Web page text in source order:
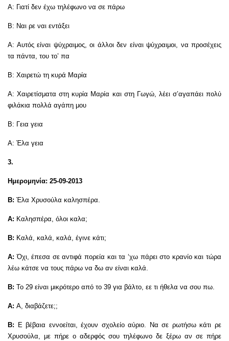
Α: Γιατί δεν έχω τηλέφωνο να σε πάρω
Β: Ναι ρε ναι εντάξει
Α: Αυτός είναι ψύχραιμος, οι άλλοι δεν είναι ψύχραιμοι, να προσέχεις
τα πάντα, του το’ πα
Β: Χαιρετώ τη κυρά Μαρία
Α: Χαιρετίσματα στη κυρία Μαρία και στη Γωγώ, λέει σ’αγαπάει πολύ
φιλάκια πολλά αγάπη μου
Β: Γεια γεια
Α: Έλα γεια
3.
Ημερομηνία: 25-09-2013
Β: Έλα Χρυσούλα καλησπέρα.
Α: Καλησπέρα, όλοι καλα;
Β: Καλά, καλά, καλά, έγινε κάτι;
Α: Όχι, έπεσα σε αντιφά πορεία και τα ‘χω πάρει στο κρανίο και τώρα
λέω κάτσε να τους πάρω να δω αν είναι καλά.
Β: Το 29 είναι μικρότερο από το 39 για βάλτο, εε τι ήθελα να σου πω.
Α: Α, διαβάζετε;;
Β: Ε βέβαια εννοείται, έχουν σχολείο αύριο. Να σε ρωτήσω κάτι ρε
Χρυσούλα, με πήρε ο αδερφός σου τηλέφωνο δε ξέρω αν σε πήρε